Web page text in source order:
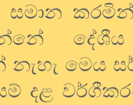
නැහැ මෙය
දළ